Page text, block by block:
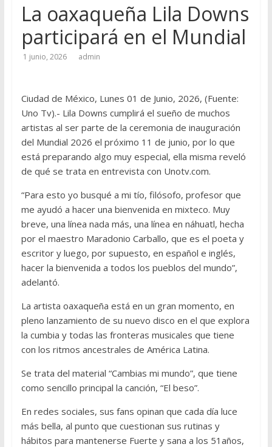
La oaxaqueña Lila Downs
participará en el Mundial
1 junio, 2026 admin
Ciudad de México, Lunes 01 de Junio, 2026, (Fuente:
Uno Tv).- Lila Downs cumplirá el sueño de muchos
artistas al ser parte de la ceremonia de inauguración
del Mundial 2026 el próximo 11 de junio, por lo que
está preparando algo muy especial, ella misma reveló
de qué se trata en entrevista con Unotv.com.
“Para esto yo busqué a mi tío, filósofo, profesor que
me ayudó a hacer una bienvenida en mixteco. Muy
breve, una línea nada más, una línea en náhuatl, hecha
por el maestro Maradonio Carballo, que es el poeta y
escritor y luego, por supuesto, en español e inglés,
hacer la bienvenida a todos los pueblos del mundo”,
adelantó.
La artista oaxaqueña está en un gran momento, en
pleno lanzamiento de su nuevo disco en el que explora
la cumbia y todas las fronteras musicales que tiene
con los ritmos ancestrales de América Latina.
Se trata del material “Cambias mi mundo”, que tiene
como sencillo principal la canción, “El beso”.
En redes sociales, sus fans opinan que cada día luce
más bella, al punto que cuestionan sus rutinas y
hábitos para mantenerse Fuerte y sana a los 51años,